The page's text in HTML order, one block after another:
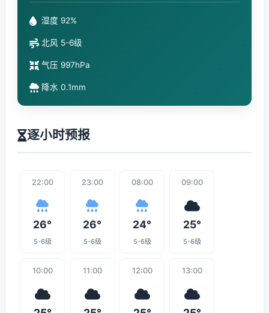
湿度 92%
北风 5-6级
气压 997hPa
降水 0.1mm
逐小时预报
22:00
26°
5-6级
23:00
26°
5-6级
08:00
24°
5-6级
09:00
25°
5-6级
10:00 11:00 12:00 13:00